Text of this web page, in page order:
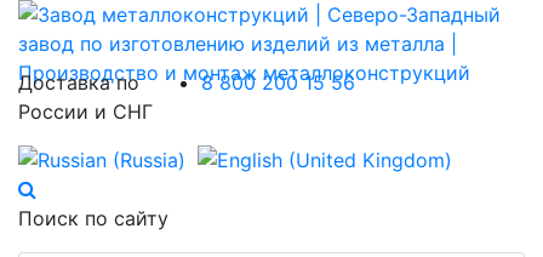
Доставка по
России и СНГ
8 800 200 15 56
Поиск по сайту